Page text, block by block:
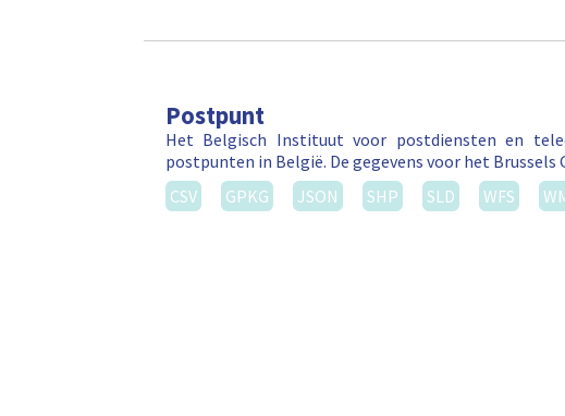
Postpunt
Het Belgisch Instituut voor postdiensten en
postpunten in België. De gegevens voor het Brussels
CSV
GPKG JSON SHP SLD WFS